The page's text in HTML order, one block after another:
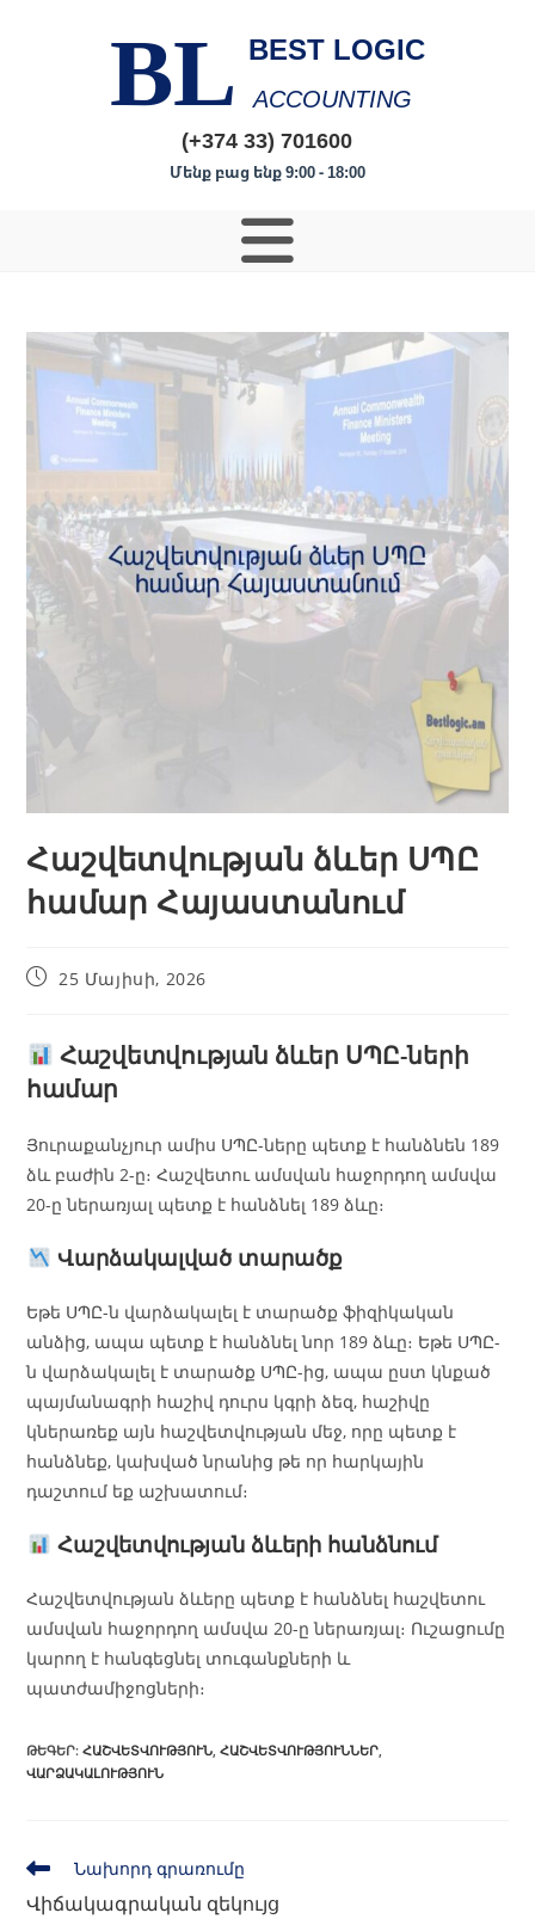
BL BEST LOGIC
ACCOUNTING
(+374 33) 701600
Մենք բաց ենք 9:00 - 18:00
Հաշվետվության ձևեր ՍՊԸ
համար Հայաստանում
25 Մայիսի, 2026
Հաշվետվության ձևեր ՍՊԸ-ների
համար
Յուրաքանչյուր ամիս ՍՊԸ-ները պետք է հանձնեն 189
ձև բաժին 2-ը։ Հաշվետու ամսվան հաջորդող ամսվա
20-ը ներառյալ պետք է հանձնել 189 ձևը։
Վարձակալված տարածք
Եթե ՍՊԸ-ն վարձակալել է տարածք ֆիզիկական
անձից, ապա պետք է հանձնել նոր 189 ձևը։ Եթե ՍՊԸ-
ն վարձակալել է տարածք ՍՊԸ-ից, ապա ըստ կնքած
պայմանագրի հաշիվ դուրս կգրի ձեզ, հաշիվը
կներառեք այն հաշվետվության մեջ, որը պետք է
հանձնեք, կախված նրանից թե որ հարկային
դաշտում եք աշխատում։
Հաշվետվության ձևերի հանձնում
Հաշվետվության ձևերը պետք է հանձնել հաշվետու
ամսվան հաջորդող ամսվա 20-ը ներառյալ։ Ուշացումը
կարող է հանգեցնել տուգանքների և
պատժամիջոցների։
ԹԵԳԵՐ:ՀԱՇՎԵՏՎՈՒԹՅՈՒՆ, ՀԱՇՎԵՏՎՈՒԹՅՈՒՆՆԵՐ,
ՎԱՐՁԱԿԱԼՈՒԹՅՈՒՆ
Նախորդ գրառումը
Վիճակագրական զեկույց